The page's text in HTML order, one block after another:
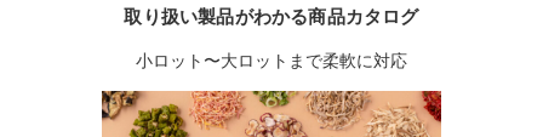
取り扱い製品がわかる商品カタログ
小ロット〜大ロットまで柔軟に対応